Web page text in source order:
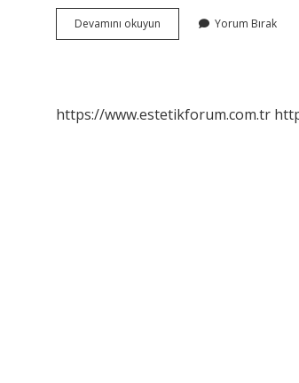
Devamını okuyun Ülkemizde
Hangi
Yorum Bırak
https://www.estetikforum.com.tr